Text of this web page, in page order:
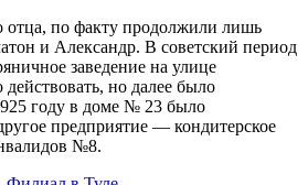
отца, по факту продолжили лишь
и Александр. В советский период
заведение на улице
но далее было
году в доме № 23 было
предприятие — кондитерское
№8.